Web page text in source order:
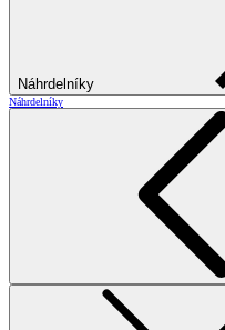
Náhrdelníky
Náhrdelníky